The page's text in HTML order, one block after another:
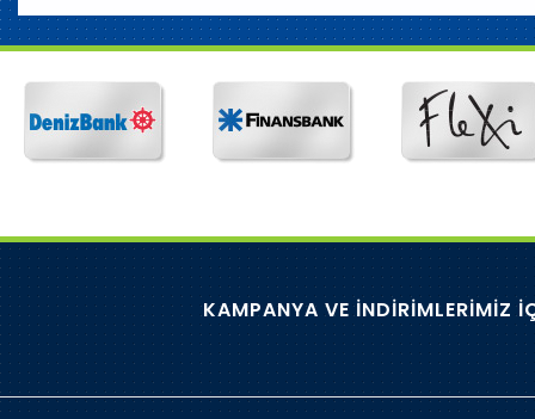
KAMPANYA VE İNDİRİMLERİMİZ